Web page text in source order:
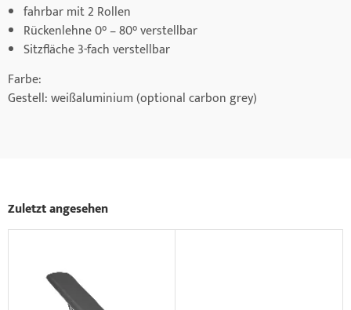
fahrbar mit 2 Rollen
Rückenlehne 0° – 80° verstellbar
Sitzfläche 3-fach verstellbar
Farbe:
Gestell: weißaluminium (optional carbon grey)
Zuletzt angesehen